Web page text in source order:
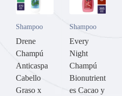
Shampoo
Drene
Champú
Anticaspa
Cabello
Graso x
Shampoo
Every
Night
Champú
Bionutrient
es Cacao y